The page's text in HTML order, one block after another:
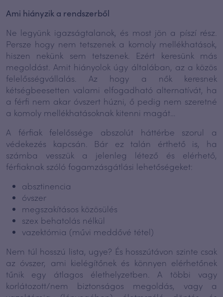
Ami hiányzik a rendszerből
Ne legyünk igazságtalanok, és most jön a píszí rész.
Persze hogy nem tetszenek a komoly mellékhatások,
hiszen nekünk sem tetszenek. Ezért keresünk más
megoldást. Amit hiányolok úgy általában, az a közös
felelősségvállalás. Az hogy a nők keresnek
kétségbeesetten valami elfogadható alternatívát, ha
a férfi nem akar óvszert húzni, ő pedig nem szeretné
a komoly mellékhatásoknak kitenni magát…
A férfiak felelőssége abszolút háttérbe szorul a
védekezés kapcsán. Bár ez talán érthető is, ha
számba vesszük a jelenleg létező és elérhető,
férfiaknak szóló fogamzásgátlási lehetőségeket:
absztinencia
óvszer
megszakításos közösülés
szex behatolás nélkül
vazektómia (művi meddővé tétel)
Nem túl hosszú lista, ugye? És hosszútávon szinte csak
az óvszer, ami kielégítőnek és könnyen elérhetőnek
tűnik egy átlagos élethelyzetben. A többi vagy
korlátozott/nem biztonságos megoldás, vagy a